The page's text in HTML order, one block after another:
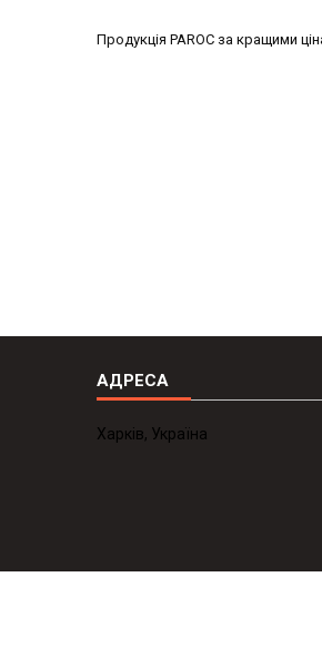
Продукція PAROC за кращими
Харків, Україна